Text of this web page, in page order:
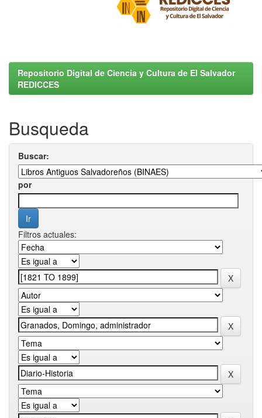
Repositorio Digital de Ciencia y Cultura de El Salvador
REDICCES
Busqueda
Buscar:
por
Filtros actuales: